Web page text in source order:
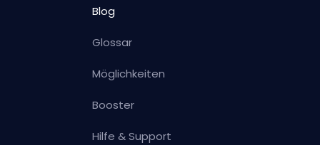
Blog
Glossar
Möglichkeiten
Booster
Hilfe & Support